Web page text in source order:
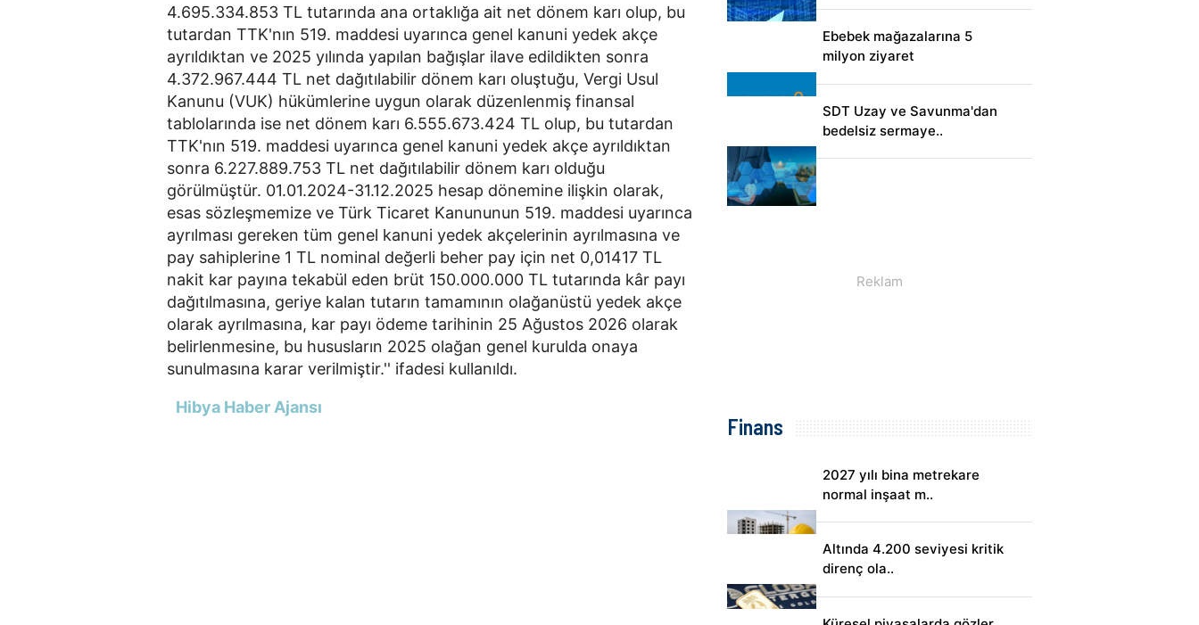
4.695.334.853 TL tutarında ana ortaklığa ait net dönem karı olup, bu
tutardan TTK'nın 519. maddesi uyarınca genel kanuni yedek akçe
ayrıldıktan ve 2025 yılında yapılan bağışlar ilave edildikten sonra
4.372.967.444 TL net dağıtılabilir dönem karı oluştuğu, Vergi Usul
Kanunu (VUK) hükümlerine uygun olarak düzenlenmiş finansal
tablolarında ise net dönem karı 6.555.673.424 TL olup, bu tutardan
TTK'nın 519. maddesi uyarınca genel kanuni yedek akçe ayrıldıktan
sonra 6.227.889.753 TL net dağıtılabilir dönem karı olduğu
görülmüştür. 01.01.2024-31.12.2025 hesap dönemine ilişkin olarak,
esas sözleşmemize ve Türk Ticaret Kanununun 519. maddesi uyarınca
ayrılması gereken tüm genel kanuni yedek akçelerinin ayrılmasına ve
pay sahiplerine 1 TL nominal değerli beher pay için net 0,01417 TL
nakit kar payına tekabül eden brüt 150.000.000 TL tutarında kâr payı
dağıtılmasına, geriye kalan tutarın tamamının olağanüstü yedek akçe
olarak ayrılmasına, kar payı ödeme tarihinin 25 Ağustos 2026 olarak
belirlenmesine, bu hususların 2025 olağan genel kurulda onaya
sunulmasına karar verilmiştir.'' ifadesi kullanıldı.
Hibya Haber Ajansı
Ebebek mağazalarına 5
milyon ziyaret
SDT Uzay ve Savunma'dan
bedelsiz sermaye..
Finans
2027 yılı bina metrekare
normal inşaat m..
Altında 4.200 seviyesi kritik
direnç ola..